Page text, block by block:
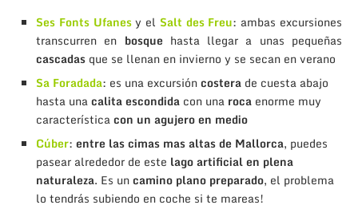
Ses Fonts Ufanesy el Salt des Freu: ambas excursiones
transcurren en bosque hasta llegar a unas pequeñas
cascadas que se llenan en invierno y se secan en verano
Sa Foradada: es una excursióncostera de cuesta abajo
hasta unacalita escondida con una roca enorme muy
característicacon un agujero en medio
Cúber: entre las cimas mas altas de Mallorca, puedes
pasear alrededor de este lago artificialen plena
naturaleza. Es uncamino plano preparado, el problema
lo tendrás subiendo en coche si te mareas!